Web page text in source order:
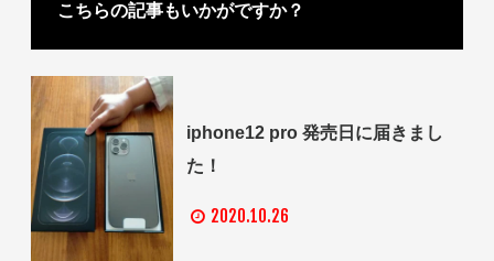
こちらの記事もいかがですか？
iphone12 pro 発売日に届きまし
た！
2020.10.26